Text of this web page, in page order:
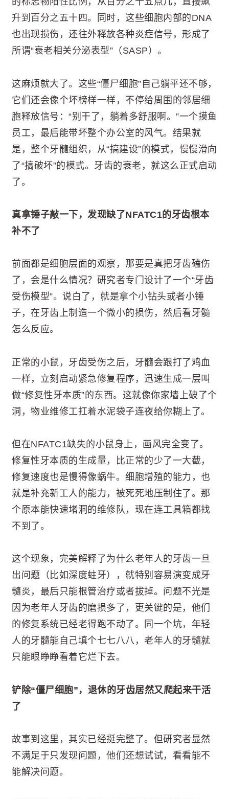
升到百分之五十四。同时，这些细胞内部的DNA
也出现损伤，还往外释放各种炎症信号，形成了
所谓“衰老相关分泌表型”（SASP）。
这麻烦就大了。这些“僵尸细胞”自己躺平还不够，
它们还会像个坏榜样一样，不停给周围的邻居细
胞释放信号：“别干了，躺着多舒服啊。”一个摸鱼
员工，最后能带坏整个办公室的风气。结果就
是，整个牙髓组织，从“搞建设”的模式，慢慢滑向
了“搞破坏”的模式。牙齿的衰老，就这么正式启动
了。
真拿锤子敲一下，发现缺了NFATC1的牙齿根本
补不了
前面都是细胞层面的观察，那要是真把牙齿磕伤
了，会是什么情况？研究者专门设计了一个“牙齿
受伤模型”。说白了，就是拿个小钻头或者小锤
子，在牙齿上制造一个微小的损伤，然后看牙髓
怎么反应。
正常的小鼠，牙齿受伤之后，牙髓会跟打了鸡血
一样，立刻启动紧急修复程序，迅速生成一层叫
做“修复性牙本质”的东西。这就像你家墙上破了个
洞，物业维修工扛着水泥袋子连夜给你糊上了。
但在NFATC1缺失的小鼠身上，画风完全变了。
修复性牙本质的生成量，比正常的少了一大截，
修复速度也是慢得像蜗牛。细胞增殖的能力，也
就是补充新工人的能力，被死死地压制住了。那
个原本能快速堵洞的维修队，现在连工具箱都找
不到了。
这个现象，完美解释了为什么老年人的牙齿一旦
出问题（比如深度蛀牙），就特别容易演变成牙
髓炎，最后只能根管治疗或者拔掉。问题不光是
因为老年人牙齿的磨损多了，更关键的是，他们
的修复系统已经老得跑不动了。同一个坑，年轻
人的牙髓能自己填个七七八八，老年人的牙髓就
只能眼睁睁看着它烂下去。
铲除“僵尸细胞”，退休的牙齿居然又爬起来干活
了
故事到这里，其实已经挺完整了。但研究者显然
不满足于只发现问题，他们还想试试，看看能不
能解决问题。